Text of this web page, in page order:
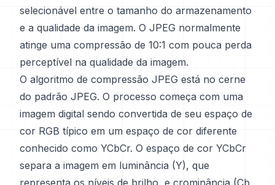
selecionável entre o tamanho do armazenamento
e a qualidade da imagem. O JPEG normalmente
atinge uma compressão de 10:1 com pouca perda
perceptível na qualidade da imagem.
O algoritmo de compressão JPEG está no cerne
do padrão JPEG. O processo começa com uma
imagem digital sendo convertida de seu espaço de
cor RGB típico em um espaço de cor diferente
conhecido como YCbCr. O espaço de cor YCbCr
separa a imagem em luminância (Y), que
representa os níveis de brilho, e crominância (Cb